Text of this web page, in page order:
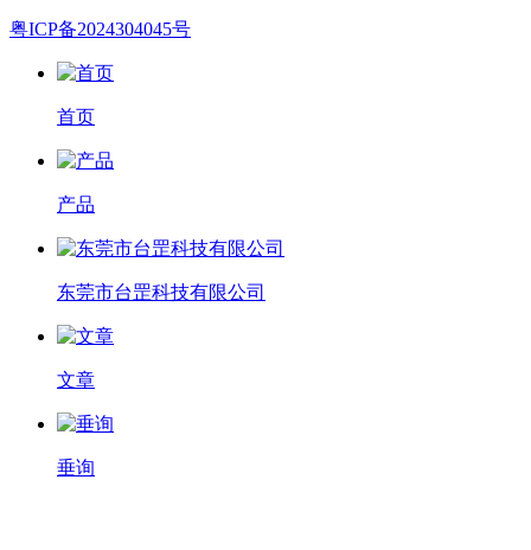
粤ICP备2024304045号
首页
产品
东莞市台罡科技有限公司
文章
垂询